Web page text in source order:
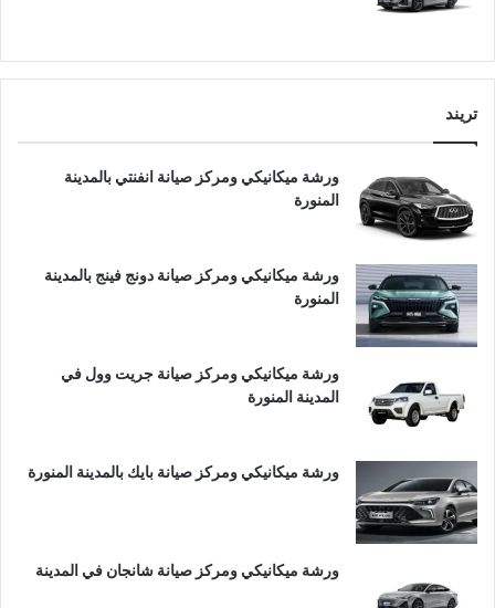
تريند
ورشة ميكانيكي ومركز صيانة انفنتي بالمدينة
المنورة
ورشة ميكانيكي ومركز صيانة دونج فينج بالمدينة
المنورة
ورشة ميكانيكي ومركز صيانة جريت وول في
المدينة المنورة
ورشة ميكانيكي ومركز صيانة بايك بالمدينة المنورة
ورشة ميكانيكي ومركز صيانة شانجان في المدينة